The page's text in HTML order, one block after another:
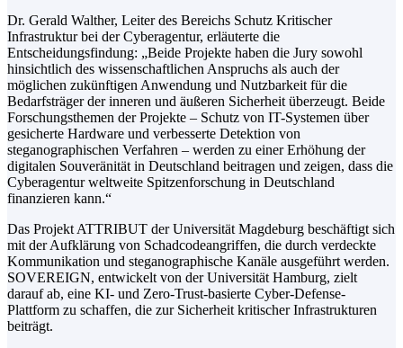
Dr. Gerald Walther, Leiter des Bereichs Schutz Kritischer
Infrastruktur bei der Cyberagentur, erläuterte die
Entscheidungsfindung: „Beide Projekte haben die Jury sowohl
hinsichtlich des wissenschaftlichen Anspruchs als auch der
möglichen zukünftigen Anwendung und Nutzbarkeit für die
Bedarfsträger der inneren und äußeren Sicherheit überzeugt. Beide
Forschungsthemen der Projekte – Schutz von IT-Systemen über
gesicherte Hardware und verbesserte Detektion von
steganographischen Verfahren – werden zu einer Erhöhung der
digitalen Souveränität in Deutschland beitragen und zeigen, dass die
Cyberagentur weltweite Spitzenforschung in Deutschland
finanzieren kann.“
Das Projekt ATTRIBUT der Universität Magdeburg beschäftigt sich
mit der Aufklärung von Schadcodeangriffen, die durch verdeckte
Kommunikation und steganographische Kanäle ausgeführt werden.
SOVEREIGN, entwickelt von der Universität Hamburg, zielt
darauf ab, eine KI- und Zero-Trust-basierte Cyber-Defense-
Plattform zu schaffen, die zur Sicherheit kritischer Infrastrukturen
beiträgt.